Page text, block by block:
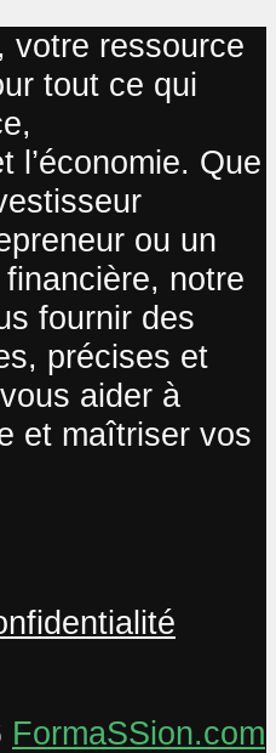
votre ressource
tout ce qui
l’économie. Que
ou un
notre
fournir des
précises et
aider à
et maîtriser vos
FormaSSion.com